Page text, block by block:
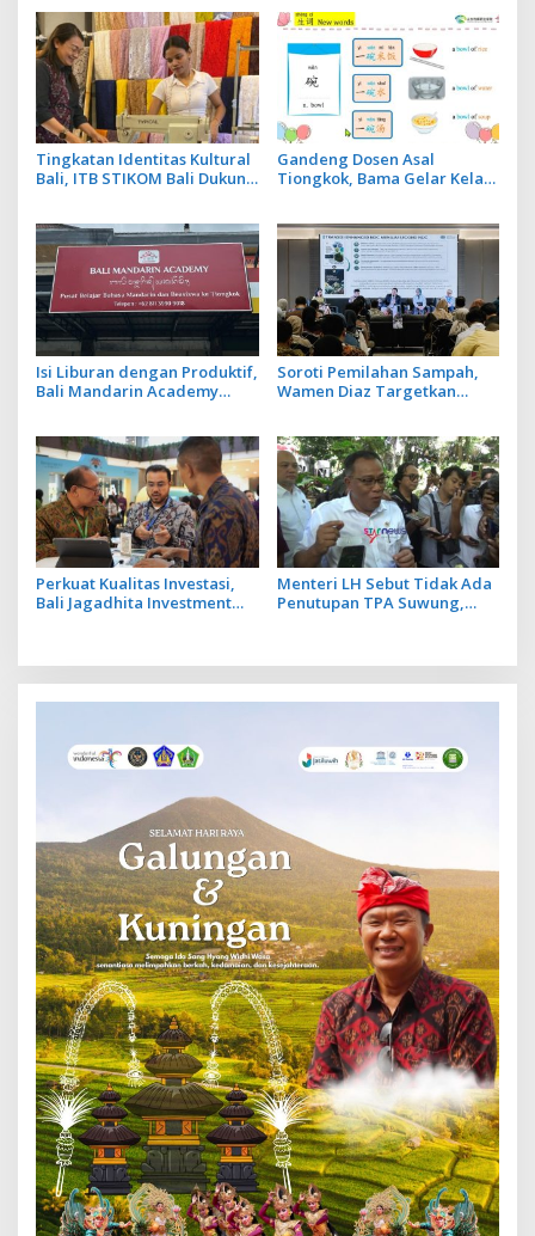
Tingkatan Identitas Kultural
Bali, ITB STIKOM Bali Dukung
Kebaya
Gandeng Dosen Asal
Tiongkok, Bama Gelar Kelas
Restoran
Isi Liburan dengan Produktif,
Bali Mandarin Academy
Soroti Pemilahan Sampah,
Wamen Diaz Targetkan
Perkuat Kualitas Investasi,
Bali Jagadhita Investment
Menteri LH Sebut Tidak Ada
Penutupan TPA Suwung,